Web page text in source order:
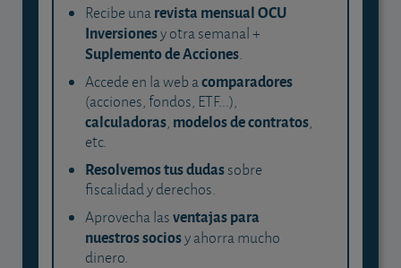
Recibe unarevista mensual OCU
Inversionesy otra semanal +
Suplemento de Acciones.
Accede en la web acomparadores
(acciones, fondos, ETF...),
calculadoras, modelos de contratos,
etc.
Resolvemos tus dudassobre
fiscalidad y derechos.
Aprovecha lasventajas para
nuestros sociosy ahorra mucho
dinero.